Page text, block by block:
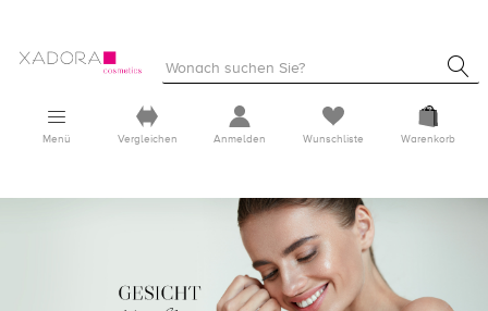
Menü Vergleichen Anmelden Wunschliste Warenkorb